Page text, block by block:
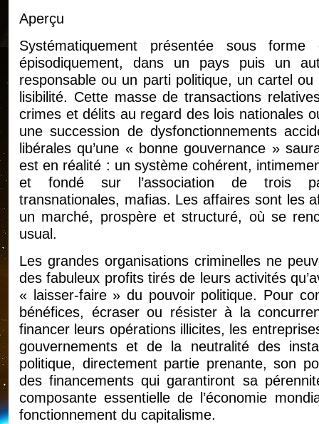
Aperçu
Systématiquement présentée sous
épisodiquement, dans un pays puis un
responsable ou un parti politique, un cartel
lisibilité. Cette masse de transactions
crimes et délits au regard des lois nationales
une succession de dysfonctionnements
libérales qu’une « bonne gouvernance »
est en réalité : un système cohérent,
et fondé sur l’association de trois
transnationales, mafias. Les affaires sont les
un marché, prospère et structuré, où se
usual.
Les grandes organisations criminelles ne
des fabuleux profits tirés de leurs activités
« laisser-faire » du pouvoir politique. Pour
bénéfices, écraser ou résister à la
financer leurs opérations illicites, les
gouvernements et de la neutralité des
politique, directement partie prenante, son
des financements qui garantiront sa
composante essentielle de l’économie
fonctionnement du capitalisme.